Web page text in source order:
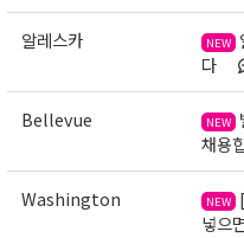
알레스카 NEW
다
Bellevue NEW
채용
Washington NEW [
넣으